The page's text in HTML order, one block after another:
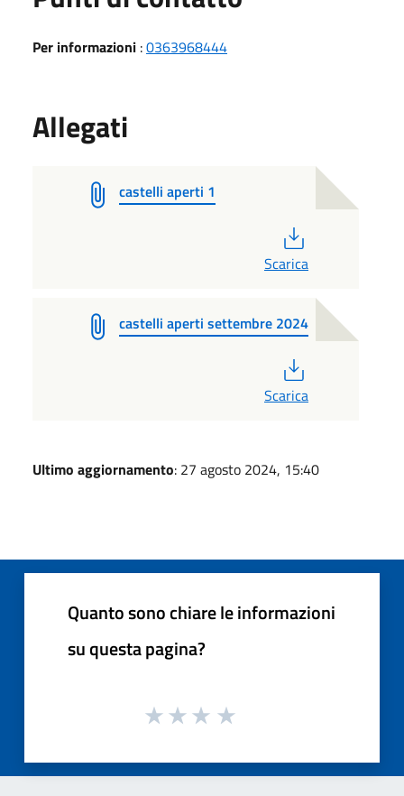
Per informazioni :0363968444
Allegati
castelli aperti 1
Scarica
castelli aperti settembre 2024
Scarica
Ultimo aggiornamento: 27 agosto 2024, 15:40
Quanto sono chiare le informazioni
su questa pagina?